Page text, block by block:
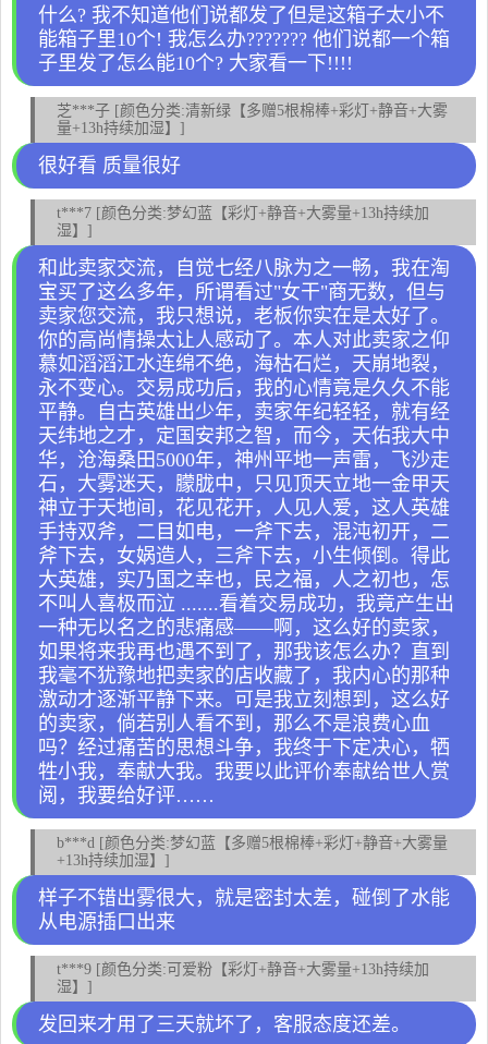
什么? 我不知道他们说都发了但是这箱子太小不
能箱子里10个! 我怎么办??????? 他们说都一个箱
子里发了怎么能10个? 大家看一下!!!!
芝***子 [颜色分类:清新绿【多赠5根棉棒+彩灯+静音+大雾
量+13h持续加湿】]
很好看 质量很好
t***7 [颜色分类:梦幻蓝【彩灯+静音+大雾量+13h持续加
湿】]
和此卖家交流，自觉七经八脉为之一畅，我在淘
宝买了这么多年，所谓看过"女干"商无数，但与
卖家您交流，我只想说，老板你实在是太好了。
你的高尚情操太让人感动了。本人对此卖家之仰
慕如滔滔江水连绵不绝，海枯石烂，天崩地裂，
永不变心。交易成功后，我的心情竟是久久不能
平静。自古英雄出少年，卖家年纪轻轻，就有经
天纬地之才，定国安邦之智，而今，天佑我大中
华，沧海桑田5000年，神州平地一声雷，飞沙走
石，大雾迷天，朦胧中，只见顶天立地一金甲天
神立于天地间，花见花开，人见人爱，这人英雄
手持双斧，二目如电，一斧下去，混沌初开，二
斧下去，女娲造人，三斧下去，小生倾倒。得此
大英雄，实乃国之幸也，民之福，人之初也，怎
不叫人喜极而泣 .......看着交易成功，我竟产生出
一种无以名之的悲痛感——啊，这么好的卖家，
如果将来我再也遇不到了，那我该怎么办？直到
我毫不犹豫地把卖家的店收藏了，我内心的那种
激动才逐渐平静下来。可是我立刻想到，这么好
的卖家，倘若别人看不到，那么不是浪费心血
吗？经过痛苦的思想斗争，我终于下定决心，牺
牲小我，奉献大我。我要以此评价奉献给世人赏
阅，我要给好评……
b***d [颜色分类:梦幻蓝【多赠5根棉棒+彩灯+静音+大雾量
+13h持续加湿】]
样子不错出雾很大，就是密封太差，碰倒了水能
从电源插口出来
t***9 [颜色分类:可爱粉【彩灯+静音+大雾量+13h持续加
湿】]
发回来才用了三天就坏了，客服态度还差。